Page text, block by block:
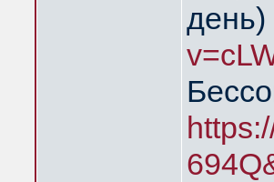
день)